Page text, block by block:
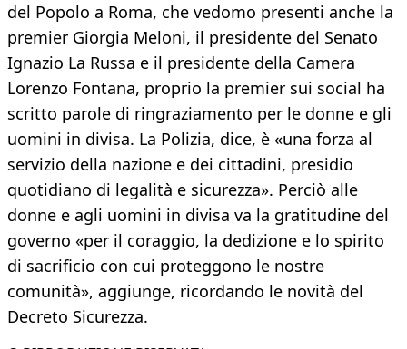
del Popolo a Roma, che vedomo presenti anche la
premier Giorgia Meloni, il presidente del Senato
Ignazio La Russa e il presidente della Camera
Lorenzo Fontana, proprio la premier sui social ha
scritto parole di ringraziamento per le donne e gli
uomini in divisa. La Polizia, dice, è «una forza al
servizio della nazione e dei cittadini, presidio
quotidiano di legalità e sicurezza». Perciò alle
donne e agli uomini in divisa va la gratitudine del
governo «per il coraggio, la dedizione e lo spirito
di sacrificio con cui proteggono le nostre
comunità», aggiunge, ricordando le novità del
Decreto Sicurezza.